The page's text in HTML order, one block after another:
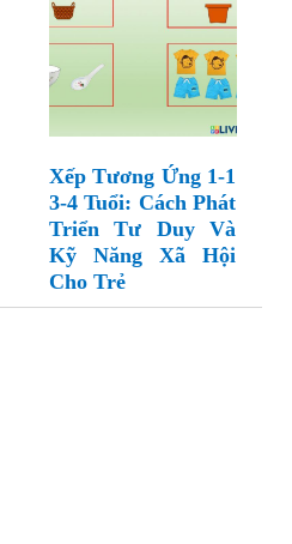
Xếp Tương Ứng 1-1
3-4 Tuổi: Cách Phát
Triển Tư Duy Và
Kỹ Năng Xã Hội
Cho Trẻ